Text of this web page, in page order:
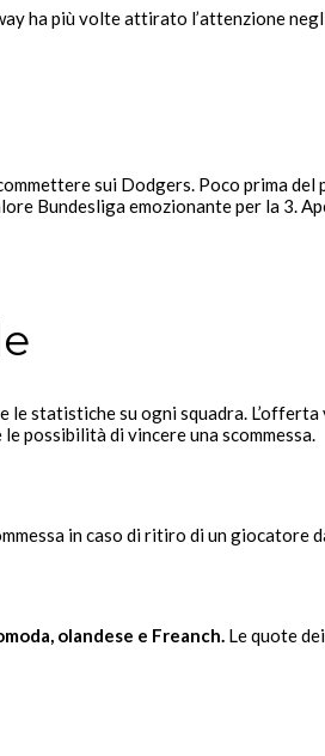
ha più volte attirato l’attenzione
sui Dodgers. Poco prima
Bundesliga emozionante per la 3.
statistiche su ogni squadra. L’offerta
possibilità di vincere una scommessa.
in caso di ritiro di un giocatore
olandese e Freanch. Le quote